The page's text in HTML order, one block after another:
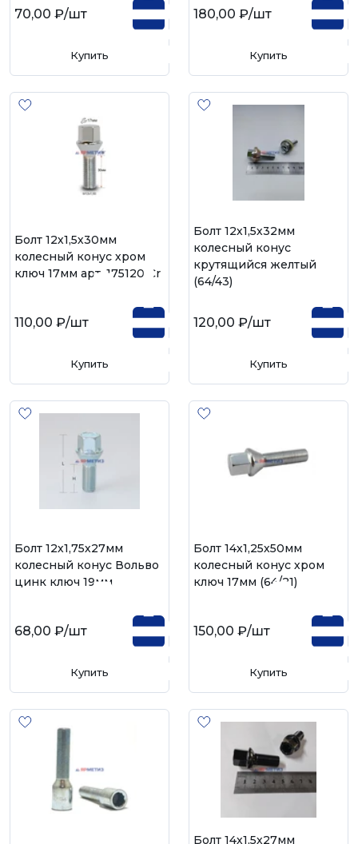
70,00 ₽/шт
Купить
180,00 ₽/шт
Купить
Болт 12х1,5х30мм
колесный конус хром
ключ 17мм арт. 175120 Cr
110,00 ₽/шт
Купить
Болт 12х1,5х32мм
колесный конус
крутящийся желтый
(64/43)
120,00 ₽/шт
Купить
Болт 12х1,75х27мм
колесный конус Вольво
цинк ключ 19мм
68,00 ₽/шт
Купить
Болт 14х1,25х50мм
колесный конус хром
ключ 17мм (64/21)
150,00 ₽/шт
Купить
Болт 14х1,5х27мм